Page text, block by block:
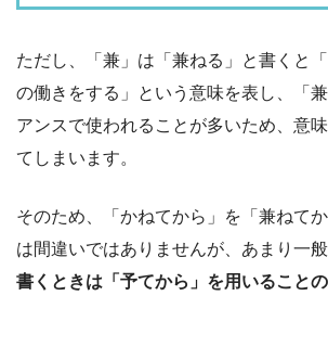
ただし、「兼」は「兼ねる」と書くと
の働きをする」という意味を表し、「
アンスで使われることが多いため、意
てしまいます。
そのため、「かねてから」を「兼ねて
は間違いではありませんが、あまり一般
書くときは「予てから」を用いること